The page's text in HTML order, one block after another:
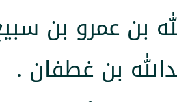
بن عمرو بن
بن غطفان .